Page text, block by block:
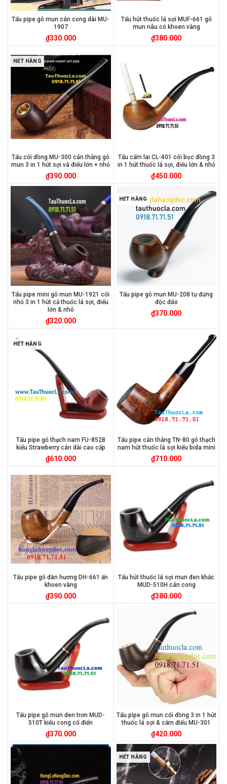
Tẩu pipe gỗ mun cán cong dài MU-
1907
₫330.000
Tẩu hút thuốc lá sợi MUF-661 gỗ
mun nâu có khoen vàng
₫380.000
HẾT HÀNG
Tẩu cối đồng MU-300 cán thẳng gỗ
mun 3 in 1 hút sợi và điếu lớn + nhỏ
₫390.000
Tẩu cẩm lai CL-401 cối bọc đồng 3
in 1 hút thuốc lá sợi, điếu lớn & nhỏ
₫450.000
Tẩu pipe mini gỗ mun MU-1921 cối
nhỏ 3 in 1 hút cả thuốc lá sợi, điếu
lớn & nhỏ
₫320.000
HẾT HÀNG
Tẩu pipe gỗ mun MU-208 tự đứng
độc đáo
₫370.000
HẾT HÀNG
Tẩu pipe gỗ thạch nam FU-8528
kiểu Strawberry cán dài cao cấp
₫610.000
Tẩu pipe cán thẳng TN-80 gỗ thạch
nam hút thuốc lá sợi kiểu bida mini
₫710.000
Tẩu pipe gỗ đàn hương DH-661 ấn
khoen vàng
₫390.000
Tẩu hút thuốc lá sợi mun đen khắc
MUD-510H cán cong
₫380.000
Tẩu pipe gỗ mun đen trơn MUD-
510T kiểu cong cổ điển
₫370.000
Tẩu pipe gỗ mun cối đồng 3 in 1 hút
thuốc lá sợi & cắm điếu MU-301
₫420.000
HẾT HÀNG